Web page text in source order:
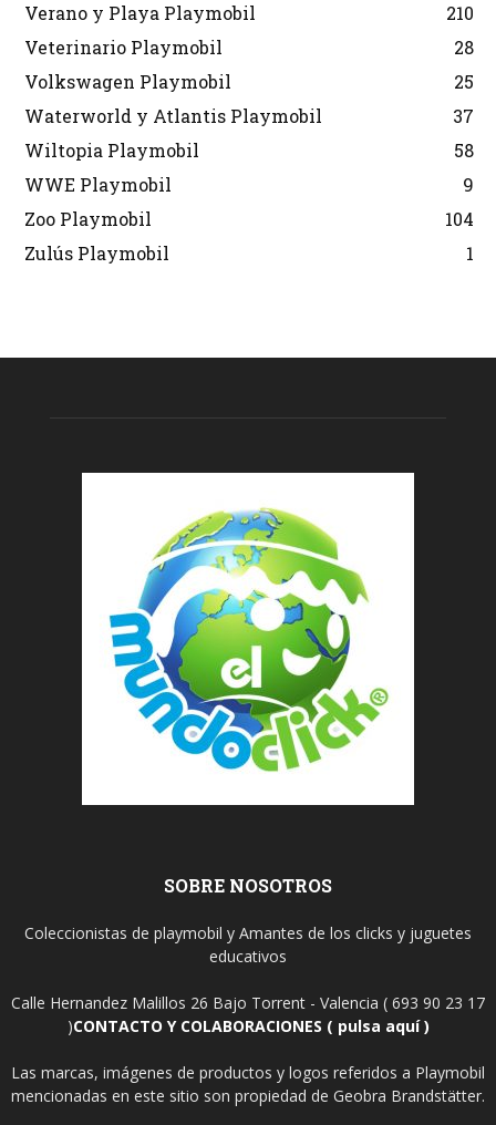
Verano y Playa Playmobil
210
Veterinario Playmobil
28
Volkswagen Playmobil
25
Waterworld y Atlantis Playmobil
37
Wiltopia Playmobil
58
WWE Playmobil
9
Zoo Playmobil
104
Zulús Playmobil
1
SOBRE NOSOTROS
Coleccionistas de playmobil y Amantes de los clicks y juguetes
educativos
Calle Hernandez Malillos 26 Bajo Torrent - Valencia ( 693 90 23 17
)CONTACTO Y COLABORACIONES ( pulsa aquí )
Las marcas, imágenes de productos y logos referidos a Playmobil
mencionadas en este sitio son propiedad de Geobra Brandstätter.